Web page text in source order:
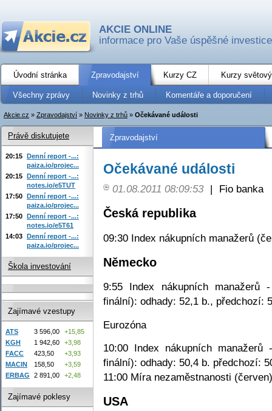
AKCIE ONLINE
informace pro Vaše úspěšné investice
Úvodní stránka Zpravodajství Kurzy CZ Kurzy
Všechny zprávy Novinky z trhů Komentáře a doporučení
Akcie.cz » Zpravodajství » Novinky z trhů » Očekávané události
Zpravodajství
Očekávané události
01.08.2011 08:09:53 | Fio banka
Česká republika
09:30 Index nákupních manažerů
Německo
9:55 Index nákupních manažerů
finální): odhady: 52,1 b., předchozí:
Eurozóna
10:00 Index nákupních
finální): odhady: 50,4 b. předchozí:
11:00 Míra nezaměstnanosti
USA
Právě diskutujete
20:15 Denní report -...:
paiza.io/projec...
20:15 Denní report -...:
notes.io/e5TUT
17:50 Denní report -...:
paiza.io/projec...
17:50 Denní report -...:
notes.io/e5T61
14:03 Denní report -...:
paiza.io/projec...
Škola investování
Zajímavé vzestupy
ATS 3 596,00
+15,85
KGH
1 942,60
+3,98
FACC
423,50
+3,93
MACIN
158,50
+3,59
ERBAG
2 891,00 +2,48
Zajímavé poklesy